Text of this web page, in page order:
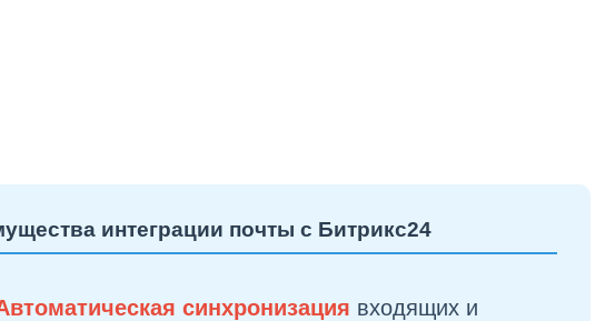
интеграции почты с Битрикс24
синхронизация входящих и